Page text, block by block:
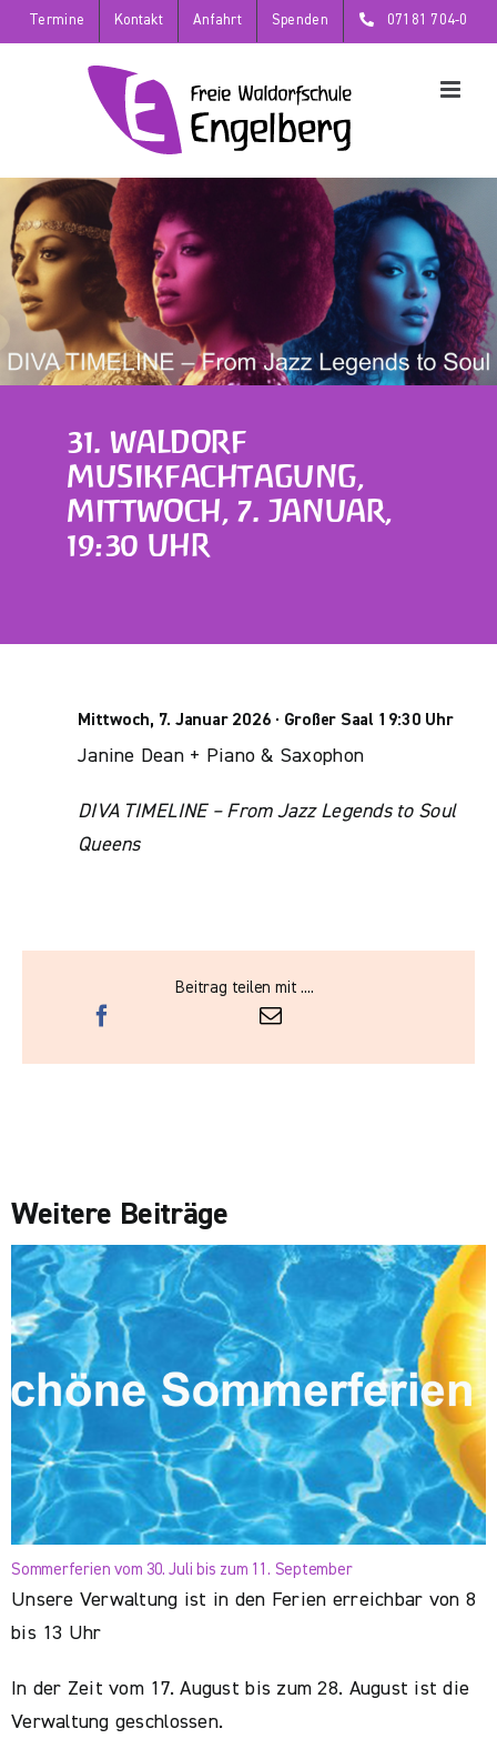
Zum
Inhalt
Termine Kontakt Anfahrt Spenden 07181 704-0
31. WALDORF
MUSIKFACHTAGUNG,
MITTWOCH, 7. JANUAR,
19:30 UHR
Mittwoch, 7. Januar 2026 · Großer Saal 19:30 Uhr
Janine Dean + Piano & Saxophon
DIVA TIMELINE – From Jazz Legends to Soul
Queens
Beitrag teilen mit ....
Weitere Beiträge
Sommerferien vom 30. Juli bis zum 11. September
Unsere Verwaltung ist in den Ferien erreichbar von 8
bis 13 Uhr
In der Zeit vom 17. August bis zum 28. August ist die
Verwaltung geschlossen.